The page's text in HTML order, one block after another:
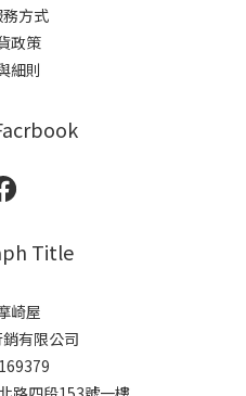
方式
政策
細則
Title
崎屋
有限公司